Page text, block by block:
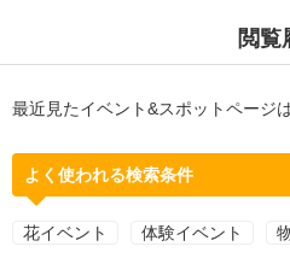
閲覧
最近見たイベント&スポットページ
よく使われる検索条件
花イベント 体験イベント